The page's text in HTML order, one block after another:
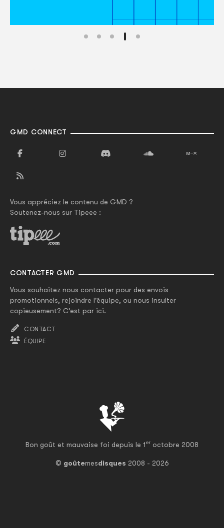
Bon goût et mauvaise foi depuis le 1er octobre 2008
© goûtemesdisques 2008 - 2026
GMD CONNECT
Vous appréciez le contenu de GMD ?
Soutenez-nous sur Tipeee :
CONTACTER GMD
Vous souhaitez nous contacter pour des envois
promotionnels, rejoindre l'équipe, ou nous insulter
copieusement? C'est par ici.
CONTACT
ÉQUIPE